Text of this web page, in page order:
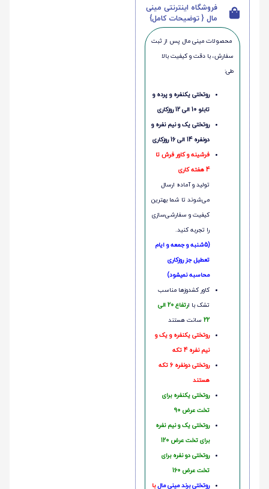
فروشگاه اینترنتی مینی
مال { توضیحات کامل}
محصولات مینی‌ مال پس از ثبت
سفارش، با دقت و کیفیت بالا
طی:
روتختی یکنفره و پرده و
تابلو 10 الی 12 روزکاری
روتختی یک و نیم نفره و
دونفره 14 الی 16 روزکاری
فرشینه و کاور فرش تا
4 هفته کاری
تولید و آماده ارسال
می‌شوند تا شما بهترین
کیفیت و سفارشی‌سازی
را تجربه کنید.
(5شنبه و جمعه و ایام
تعطیل جز روزکاری
محاسبه نمیشود)
کاور کشدوزها مناسب
تشک با ا
رتفاع 20 الی
22 سانت هستند
روتختی یکنفره و یک و
نیم نفره 4 تکه
روتختی دونفره 6 تکه
هستند
روتختی یکنفره برای
تخت عرض 90
روتختی یک و نیم نفره
برای تخت عرض 120
روتختی دو نفره برای
تخت عرض 160
روتختی‌ برند مینی مالبا